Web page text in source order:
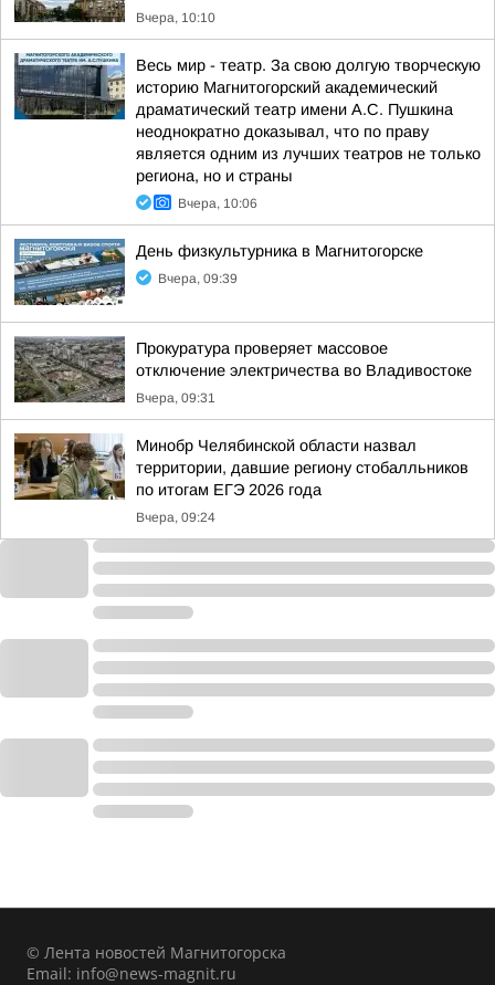
Вчера, 10:10
Весь мир - театр. За свою долгую творческую
историю Магнитогорский академический
драматический театр имени А.С. Пушкина
неоднократно доказывал, что по праву
является одним из лучших театров не только
региона, но и страны
Вчера, 10:06
День физкультурника в Магнитогорске
Вчера, 09:39
Прокуратура проверяет массовое
отключение электричества во Владивостоке
Вчера, 09:31
Минобр Челябинской области назвал
территории, давшие региону стобалльников
по итогам ЕГЭ 2026 года
Вчера, 09:24
© Лента новостей Магнитогорска
Email: info@news-magnit.ru